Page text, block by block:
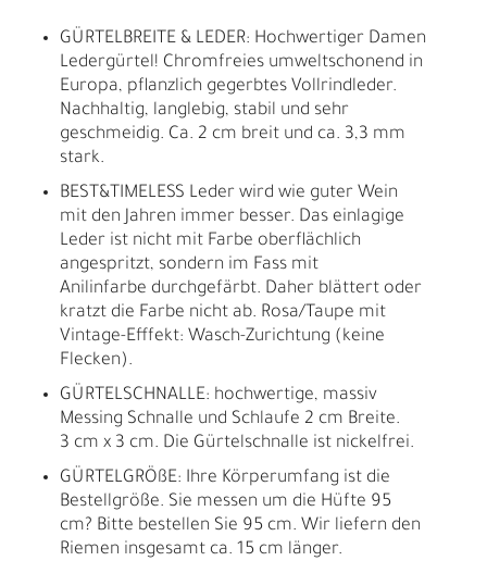
GÜRTELBREITE & LEDER: Hochwertiger Damen
Ledergürtel! Chromfreies umweltschonend in
Europa, pflanzlich gegerbtes Vollrindleder.
Nachhaltig, langlebig, stabil und sehr
geschmeidig. Ca. 2 cm breit und ca. 3,3 mm
stark.
BEST&TIMELESS Leder wird wie guter Wein
mit den Jahren immer besser. Das einlagige
Leder ist nicht mit Farbe oberflächlich
angespritzt, sondern im Fass mit
Anilinfarbe durchgefärbt. Daher blättert oder
kratzt die Farbe nicht ab. Rosa/Taupe mit
Vintage-Efffekt: Wasch-Zurichtung (keine
Flecken).
GÜRTELSCHNALLE: hochwertige, massiv
Messing Schnalle und Schlaufe 2 cm Breite.
3 cm x 3 cm. Die Gürtelschnalle ist nickelfrei.
GÜRTELGRÖßE: Ihre Körperumfang ist die
Bestellgröße. Sie messen um die Hüfte 95
cm? Bitte bestellen Sie 95 cm. Wir liefern den
Riemen insgesamt ca. 15 cm länger.